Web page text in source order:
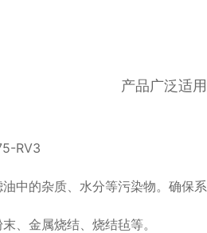
产品广泛适
RV3
中的杂质、水分等污染物。确
、金属烧结、烧结毡等。